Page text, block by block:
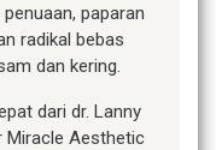
paparan
radikal bebas
dan kering.
dari dr. Lanny
Miracle Aesthetic